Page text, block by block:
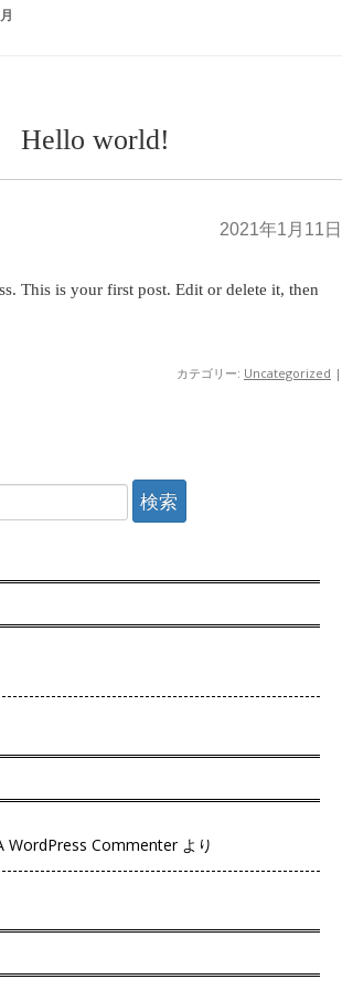
Hello world!
2021年1月11日
This is your first post. Edit or delete it, then
カテゴリー: Uncategorized |
WordPress Commenterより